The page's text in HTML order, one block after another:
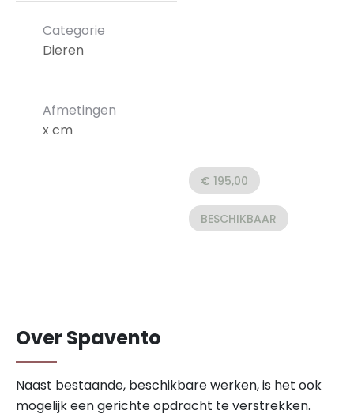
Categorie
Dieren
Afmetingen
x cm
€ 195,00
BESCHIKBAAR
Over Spavento
Naast bestaande, beschikbare werken, is het ook
mogelijk een gerichte opdracht te verstrekken.